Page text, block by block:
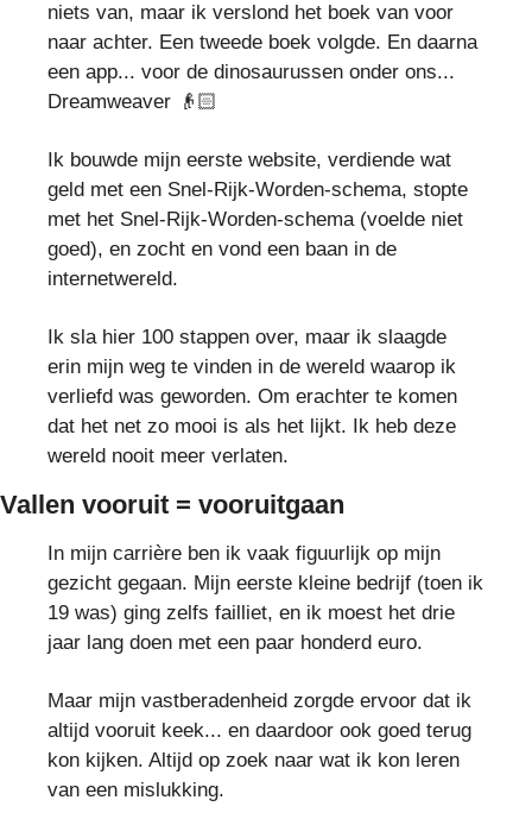
niets van, maar ik verslond het boek van voor
naar achter. Een tweede boek volgde. En daarna
een app... voor de dinosaurussen onder ons...
Dreamweaver 👴🏻
Ik bouwde mijn eerste website, verdiende wat
geld met een Snel-Rijk-Worden-schema, stopte
met het Snel-Rijk-Worden-schema (voelde niet
goed), en zocht en vond een baan in de
internetwereld.
Ik sla hier 100 stappen over, maar ik slaagde
erin mijn weg te vinden in de wereld waarop ik
verliefd was geworden. Om erachter te komen
dat het net zo mooi is als het lijkt. Ik heb deze
wereld nooit meer verlaten.
Vallen vooruit = vooruitgaan
In mijn carrière ben ik vaak figuurlijk op mijn
gezicht gegaan. Mijn eerste kleine bedrijf (toen ik
19 was) ging zelfs failliet, en ik moest het drie
jaar lang doen met een paar honderd euro.
Maar mijn vastberadenheid zorgde ervoor dat ik
altijd vooruit keek... en daardoor ook goed terug
kon kijken. Altijd op zoek naar wat ik kon leren
van een mislukking.